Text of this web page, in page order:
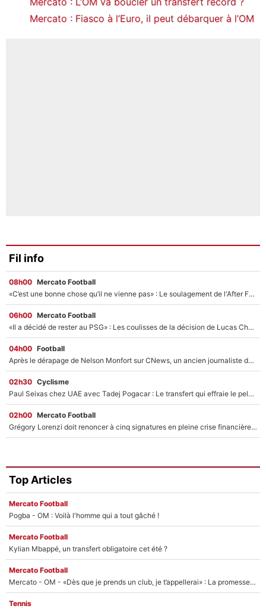
Mercato : Fiasco à l’Euro, il peut débarquer à l’OM
Fil info
08h00 Mercato Football
«C’est une bonne chose qu’il ne vienne pas» : Le soulagement de l'After Foot après le transfert avorté de Yan Diomandé au PSG
06h00 Mercato Football
«Il a décidé de rester au PSG» : Les coulisses de la décision de Lucas Chevalier pour son transfert
04h00 Football
Après le dérapage de Nelson Monfort sur CNews, un ancien journaliste de France Télévisions relance la polémique sur les incendies en Gironde
02h30 Cyclisme
Paul Seixas chez UAE avec Tadej Pogacar : Le transfert qui effraie le peloton, «c’est la pire des choses qui puisse arriver»
02h00 Mercato Football
Grégory Lorenzi doit renoncer à cinq signatures en pleine crise financière : L’IA propose sept noms à l’OM pour un mercato réussi... à seulement 5M€ !
Top Articles
Mercato Football
Pogba - OM : Voilà l'homme qui a tout gâché !
Mercato Football
Kylian Mbappé, un transfert obligatoire cet été ?
Mercato Football
Mercato - OM - «Dès que je prends un club, je t’appellerai» : La promesse de Marcelino au moment de claquer la porte
Tennis